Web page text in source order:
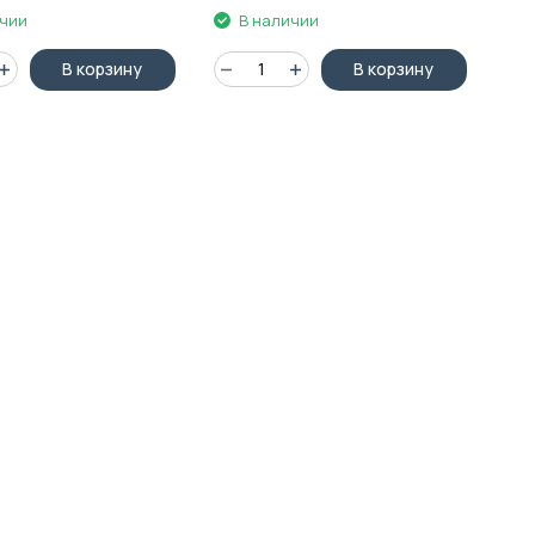
В корзину
В наличии
В корзину